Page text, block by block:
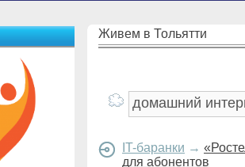
Живем в Тольятти
IT-баранки →
для абонентов